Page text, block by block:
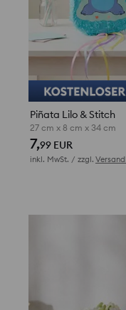
Piñata Lilo & Stitch
27 cm x 8 cm x 34 cm
7,99 EUR
inkl. MwSt. / zzgl.